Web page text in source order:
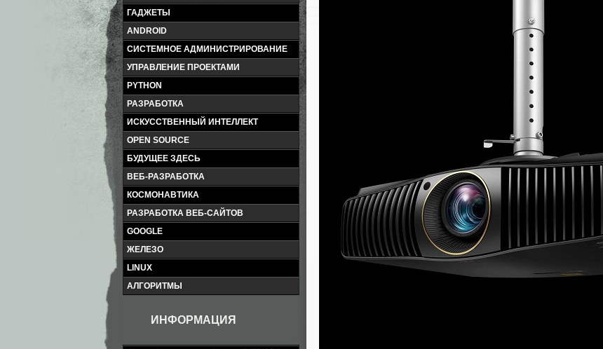
ГАДЖЕТЫ
ANDROID
СИСТЕМНОЕ АДМИНИСТРИРОВАНИЕ
УПРАВЛЕНИЕ ПРОЕКТАМИ
PYTHON
РАЗРАБОТКА
ИСКУССТВЕННЫЙ ИНТЕЛЛЕКТ
OPEN SOURCE
БУДУЩЕЕ ЗДЕСЬ
ВЕБ-РАЗРАБОТКА
КОСМОНАВТИКА
РАЗРАБОТКА ВЕБ-САЙТОВ
GOOGLE
ЖЕЛЕЗО
LINUX
АЛГОРИТМЫ
ИНФОРМАЦИЯ